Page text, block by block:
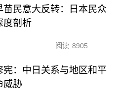
苗民意大反转：日本民众
度剖析
阅读 8905
宪：中日关系与地区和平
威胁